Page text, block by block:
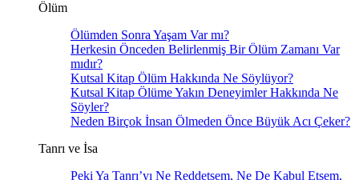
Ölüm
Ölümden Sonra Yaşam Var mı?
Herkesin Önceden Belirlenmiş Bir Ölüm Zamanı Var
mıdır?
Kutsal Kitap Ölüm Hakkında Ne Söylüyor?
Kutsal Kitap Ölüme Yakın Deneyimler Hakkında Ne
Söyler?
Neden Birçok İnsan Ölmeden Önce Büyük Acı Çeker?
Tanrı ve İsa
Peki Ya Tanrı’yı Ne Reddetsem, Ne De Kabul Etsem,